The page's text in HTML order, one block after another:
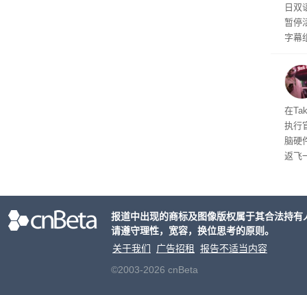
容体
日双
暂停
字幕
流
在
执行
脑硬
返飞
报道中出现的商标及图像版权属于其合法持
请遵守理性，宽容，换位思考的原则。
关于我们
广告招租
报告不适当内容
©2003-2026 cnBeta